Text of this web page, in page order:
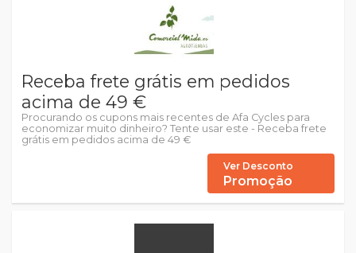
Receba frete grátis em pedidos
acima de 49 €
Procurando os cupons mais recentes de Afa Cycles para
economizar muito dinheiro? Tente usar este - Receba frete
grátis em pedidos acima de 49 €
Ver Desconto
Promoção